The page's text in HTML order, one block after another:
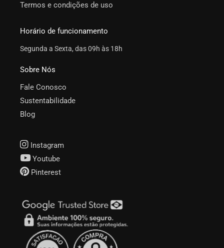
Termos e condições de uso
Horário de funcionamento
Segunda a Sexta, das 09h às 18h
Sobre Nós
Fale Conosco
Sustentabilidade
Blog
Instagram
Youtube
Pinterest